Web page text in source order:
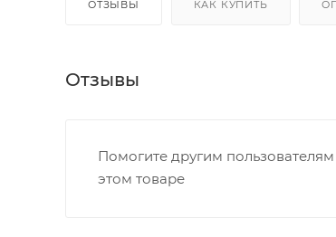
ОТЗЫВЫ КАК КУПИТЬ
Отзывы
Помогите другим
этом товаре